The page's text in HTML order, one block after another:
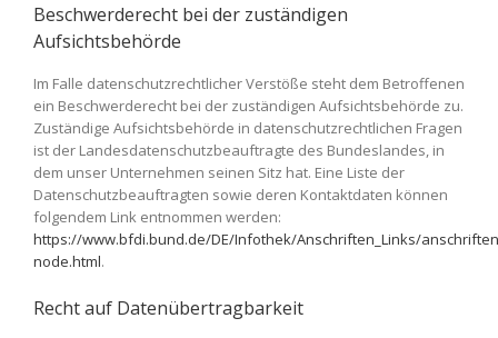
Beschwerderecht bei der zuständigen
Aufsichtsbehörde
Im Falle datenschutzrechtlicher Verstöße steht dem Betroffenen
ein Beschwerderecht bei der zuständigen Aufsichtsbehörde zu.
Zuständige Aufsichtsbehörde in datenschutzrechtlichen Fragen
ist der Landesdatenschutzbeauftragte des Bundeslandes, in
dem unser Unternehmen seinen Sitz hat. Eine Liste der
Datenschutzbeauftragten sowie deren Kontaktdaten können
folgendem Link entnommen werden:
https://www.bfdi.bund.de/DE/Infothek/Anschriften_Links/
node.html.
Recht auf Datenübertragbarkeit